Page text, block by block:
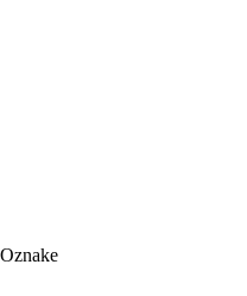
Oznake